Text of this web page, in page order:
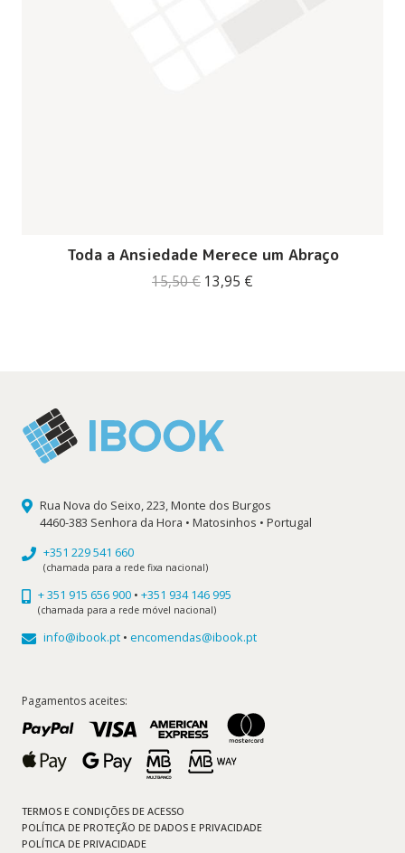
Toda a Ansiedade Merece um Abraço
15,50€ O
13,95 €
Rua Nova do Seixo, 223, Monte dos Burgos
4460-383 Senhora da Hora • Matosinhos • Portugal
+351 229 541 660
(chamada para a rede fixa nacional)
+ 351 915 656 900 • +351 934 146 995
(chamada para a rede móvel nacional)
info@ibook.pt • encomendas@ibook.pt
Pagamentos aceites:
TERMOS E CONDIÇÕES DE ACESSO
POLÍTICA DE PROTEÇÃO DE DADOS E PRIVACIDADE
POLÍTICA DE PRIVACIDADE